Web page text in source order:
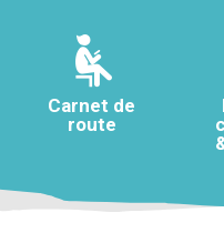
Carnet de
route